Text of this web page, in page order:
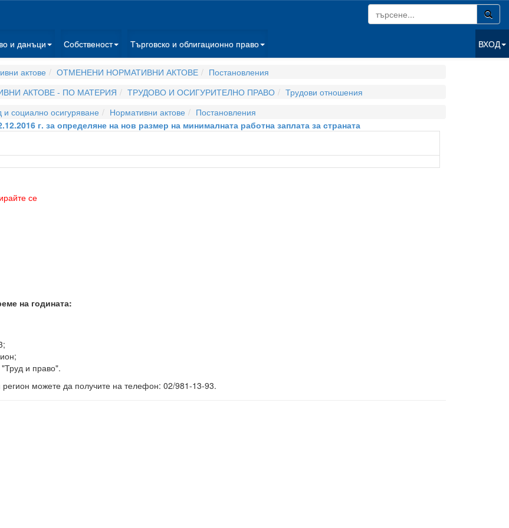
и данъци Собственост Търговско и облигационно право ВХОД
актове ОТМЕНЕНИ НОРМАТИВНИ АКТОВЕ
Постановления
АКТОВЕ - ПО МАТЕРИЯ ТРУДОВО И ОСИГУРИТЕЛНО ПРАВО
Трудови отношения
социално осигуряване
Нормативни актове
Постановления
г. за определяне на нов размер на минималната работна заплата за страната
се
на годината:
и право".
можете да получите на телефон: 02/981-13-93.